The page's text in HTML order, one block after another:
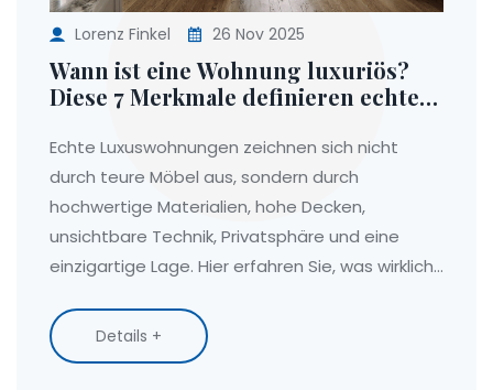
Lorenz Finkel 26 Nov 2025
Wann ist eine Wohnung luxuriös?
Diese 7 Merkmale definieren echten
Echte Luxuswohnungen zeichnen sich nicht
durch teure Möbel aus, sondern durch
hochwertige Materialien, hohe Decken,
unsichtbare Technik, Privatsphäre und eine
einzigartige Lage. Hier erfahren Sie, was wirklich
Details +